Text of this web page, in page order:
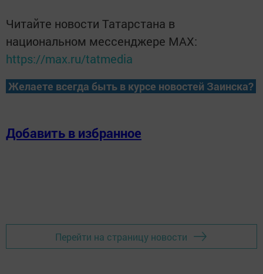
Читайте новости Татарстана в
национальном мессенджере MАХ:
https://max.ru/tatmedia
Желаете всегда быть в курсе новостей Заинска?
Добавить в избранное
Перейти на страницу новости